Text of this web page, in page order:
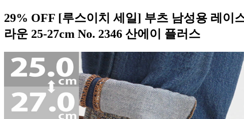
29% OFF [루스이치 세일] 부츠 남성용 레이
라운 25-27cm No. 2346 산에이 플러스